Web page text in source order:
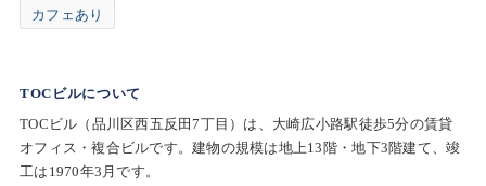
カフェあり
TOCビルについて
TOCビル（品川区西五反田7丁目）は、大崎広小路駅徒歩5分の賃貸
オフィス・複合ビルです。建物の規模は地上13階・地下3階建て、竣
工は1970年3月です。